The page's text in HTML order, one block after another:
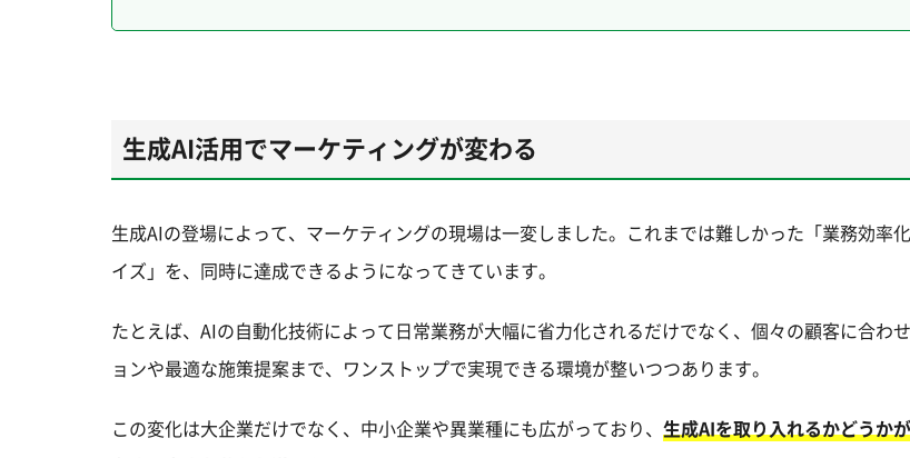
生成AI活用でマーケティングが変わる
生成AIの登場によって、マーケティングの現場は一変しました。これまでは難しかった「業務効率
イズ」を、同時に達成できるようになってきています。
たとえば、AIの自動化技術によって日常業務が大幅に省力化されるだけでなく、個々の顧客に合わ
ョンや最適な施策提案まで、ワンストップで実現できる環境が整いつつあります。
この変化は大企業だけでなく、中小企業や異業種にも広がっており、 生成AIを取り入れるかどうか